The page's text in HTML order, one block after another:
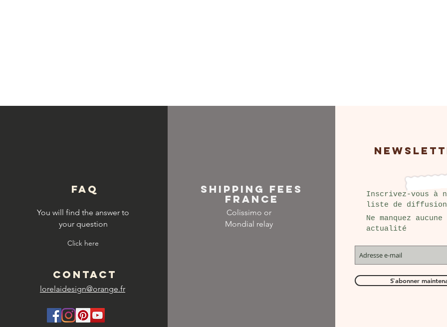
FAQ
You will find the answer to
your question
Click here
CONTACT
lorelaidesign@orange.fr
SHIPPING FEES
FRANCE
Colissimo or
Mondial relay
Inscrivez-vous à
liste de diffusion
Ne manquez aucune
actualité
S`abonner